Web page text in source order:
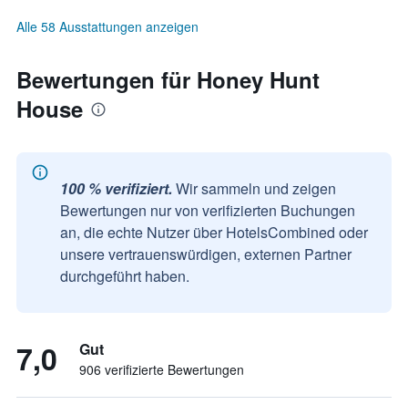
Alle 58 Ausstattungen anzeigen
Bewertungen für Honey Hunt
House
100 % verifiziert. Wir sammeln und zeigen
Bewertungen nur von verifizierten Buchungen
an, die echte Nutzer über HotelsCombined oder
unsere vertrauenswürdigen, externen Partner
durchgeführt haben.
7,0 Gut
906 verifizierte Bewertungen